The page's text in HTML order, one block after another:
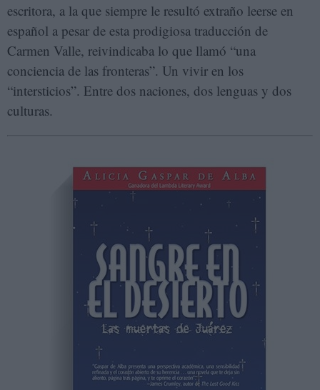
escritora, a la que siempre le resultó extraño leerse en
español a pesar de esta prodigiosa traducción de
Carmen Valle, reivindicaba lo que llamó “una
conciencia de las fronteras”. Un vivir en los
“intersticios”. Entre dos naciones, dos lenguas y dos
culturas.